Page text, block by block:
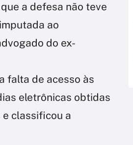
a defesa não teve
ao
do ex-
falta de acesso às
eletrônicas obtidas
classificou a